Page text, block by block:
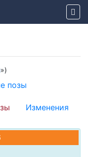
»)
позы
Изменения